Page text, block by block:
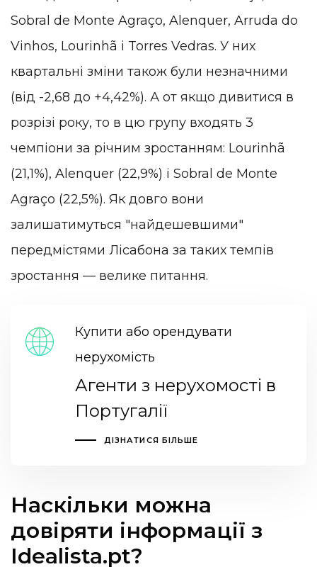
Sobral de Monte Agraço, Alenquer, Arruda do
Vinhos, Lourinhã і Torres Vedras. У них
квартальні зміни також були незначними
(від -2,68 до +4,42%). А от якщо дивитися в
розрізі року, то в цю групу входять 3
чемпіони за річним зростанням: Lourinhã
(21,1%), Alenquer (22,9%) і Sobral de Monte
Agraço (22,5%). Як довго вони
залишатимуться "найдешевшими"
передмістями Лісабона за таких темпів
зростання — велике питання.
Купити або орендувати
нерухомість
Агенти з нерухомості в
Португалії
ДІЗНАТИСЯ БІЛЬШЕ
Наскільки можна
довіряти інформації з
Idealista.pt?